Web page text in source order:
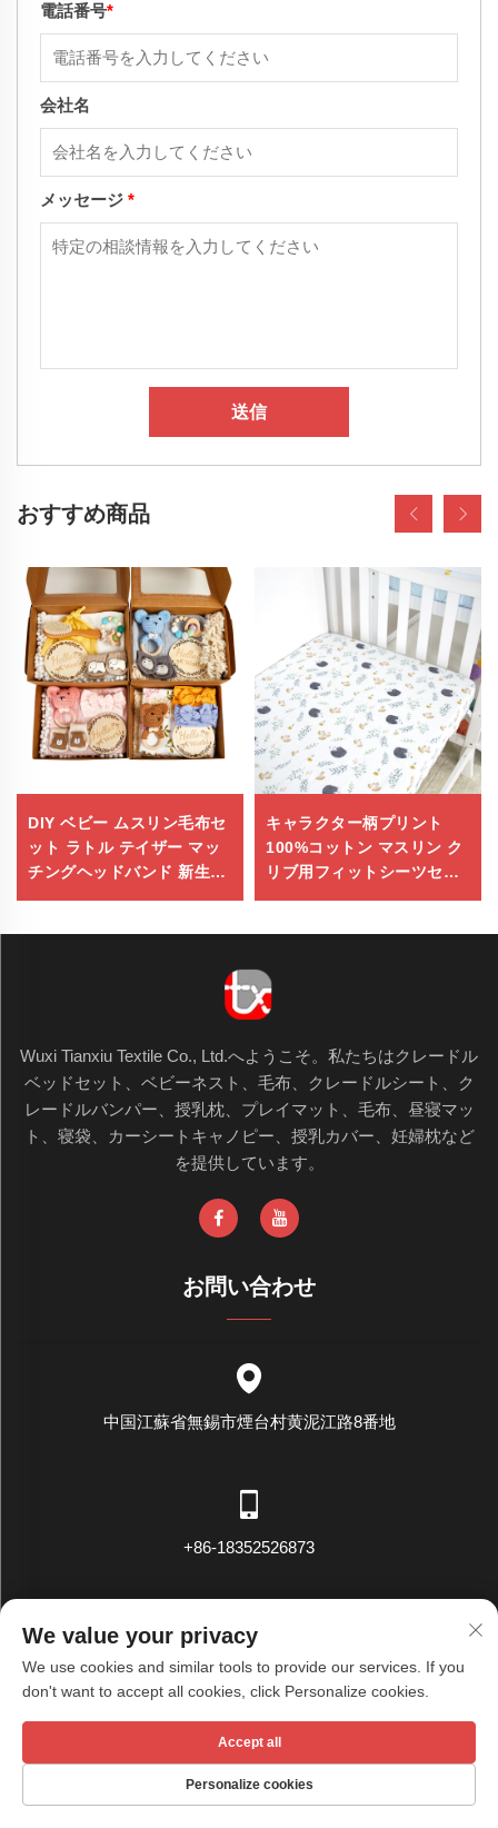
電話番号*
会社名
メッセージ *
送信
おすすめ商品
DIY ベビー ムスリン毛布セ
ット ラトル テイザー マッ
チングヘッドバンド 新生児
用ソックス ベビーギフトセ
キャラクター柄プリント
100%コットン マスリン ク
リブ用フィットシーツセッ
ト 高品質 赤ちゃん用マスリ
Wuxi Tianxiu Textile Co., Ltd.へようこそ。私たちはクレードル
ベッドセット、ベビーネスト、毛布、クレードルシート、ク
レードルバンパー、授乳枕、プレイマット、毛布、昼寝マッ
ト、寝袋、カーシートキャノピー、授乳カバー、妊婦枕など
を提供しています。
お問い合わせ
中国江蘇省無錫市煙台村黄泥江路8番地
+86-18352526873
[email protected]
著作権 © 無錫天秀テキスタイル有限公司 全権所有 -
ーポリシー
We value your privacy
We use cookies and similar tools to provide our services. If you
don't want to accept all cookies, click Personalize cookies.
Personalize cookies
Accept all